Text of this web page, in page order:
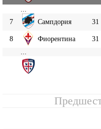
7
Сампдория 31
8 Фиорентина 31